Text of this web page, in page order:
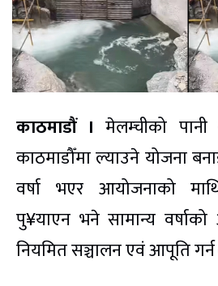
काठमाडौं । मेलम्चीको पानी
काठमाडौँमा ल्याउने योजना
वर्षा भएर आयोजनाको
पु¥याएन भने सामान्य वर्षाको
नियमित सञ्चालन एवं आपूति गर्न